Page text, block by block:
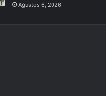
Ağustos 6, 2026